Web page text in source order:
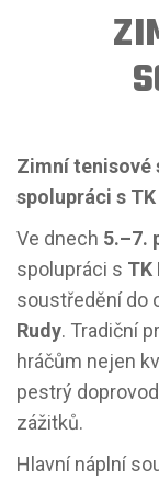
Zimní tenisové
spolupráci s
Ve dnech 5.–7.
spolupráci s TK
soustředění do
Rudy. Tradiční
hráčům nejen
pestrý
zážitků.
Hlavní náplní